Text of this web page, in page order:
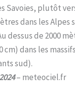
Savoies, plutôt
dans les Alpes
de 2000
cm) dans les
sud).
– meteociel.fr